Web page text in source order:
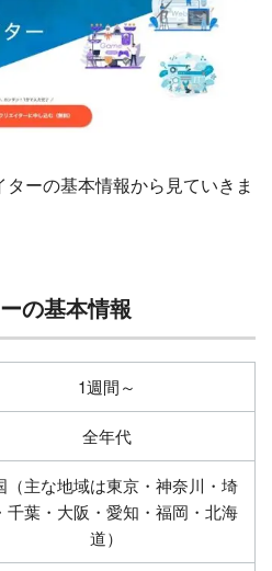
ーの基本情報から見ていきま
の基本情報
1週間～
全年代
（主な地域は東京・神奈川・埼
千葉・大阪・愛知・福岡・北海
道）